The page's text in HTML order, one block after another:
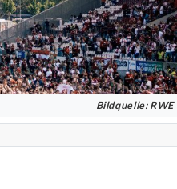
Bildquelle: RWE